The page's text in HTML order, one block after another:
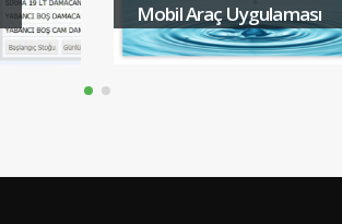
Mobil Araç Uygulaması